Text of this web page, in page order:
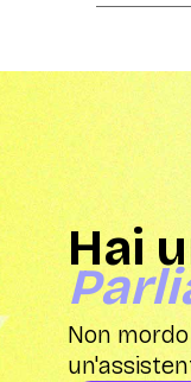
Hai
Non